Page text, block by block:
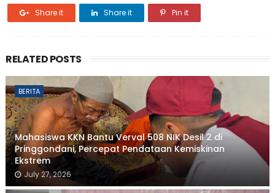
Share it Share it Pin it
RELATED POSTS
BERITA
Mahasiswa KKN Bantu Verval 508 NIK Desil 2 di
Pringgondani, Percepat Pendataan Kemiskinan
Ekstrem
July 27, 2026